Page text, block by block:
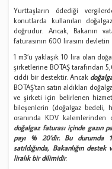
Yurttaşların ödediği
konutlarda kullanılan
doğrudur. Ancak, Bakanın
faturasının 600 lirasını devletin
1 m3’ü yaklaşık 10 lira olan
şirketlerine BOTAŞ tarafından
ciddi bir destektir. Ancak
BOTAŞ’tan satın aldıkları
ve şirketi için belirlenen
bileşenlerin (doğalgaz bedeli,
oranında KDV kalemlerinden
doğalgaz faturası içinde gazın
payı % 20’dir. Bu durumda
satıldığında, Bakanlığın
liralık bir dilimidir.